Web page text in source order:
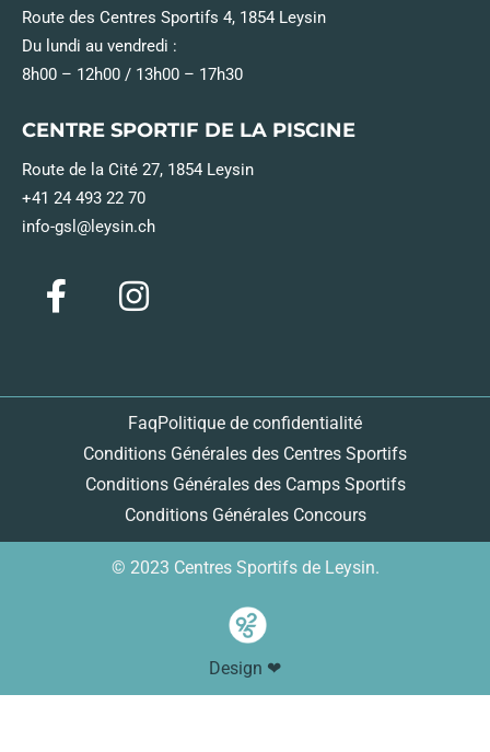
Route des Centres Sportifs 4, 1854 Leysin
Du lundi au vendredi :
8h00 – 12h00 / 13h00 – 17h30
CENTRE SPORTIF DE LA PISCINE
Route de la Cité 27, 1854 Leysin
+41 24 493 22 70
info-gsl@leysin.ch
FaqPolitique de confidentialité
Conditions Générales des Centres Sportifs
Conditions Générales des Camps Sportifs
Conditions Générales Concours
© 2023 Centres Sportifs de Leysin.
Design ❤